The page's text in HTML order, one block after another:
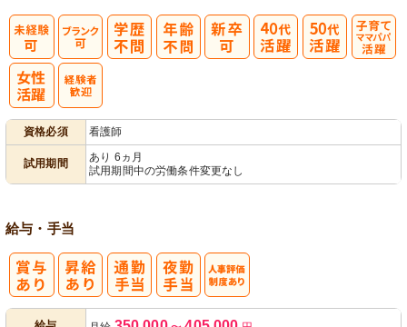
資格必須 看護師
試用期間
あり 6ヵ月
試用期間中の労働条件変更なし
給与・手当